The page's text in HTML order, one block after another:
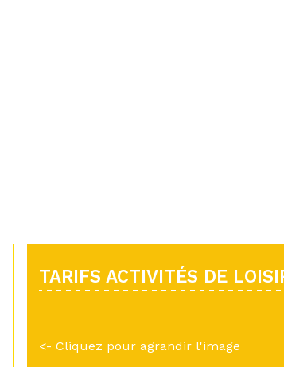
TARIFS ACTIVITÉS DE
<- Cliquez pour agrandir l'image